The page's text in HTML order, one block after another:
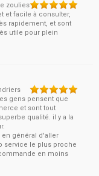
zoulies
et facile à consulter,
rapidement, et sont
utile pour plein
gens pensent que
et sont tout
qualité. il y a la
en général d'aller
service le plus proche
en moins